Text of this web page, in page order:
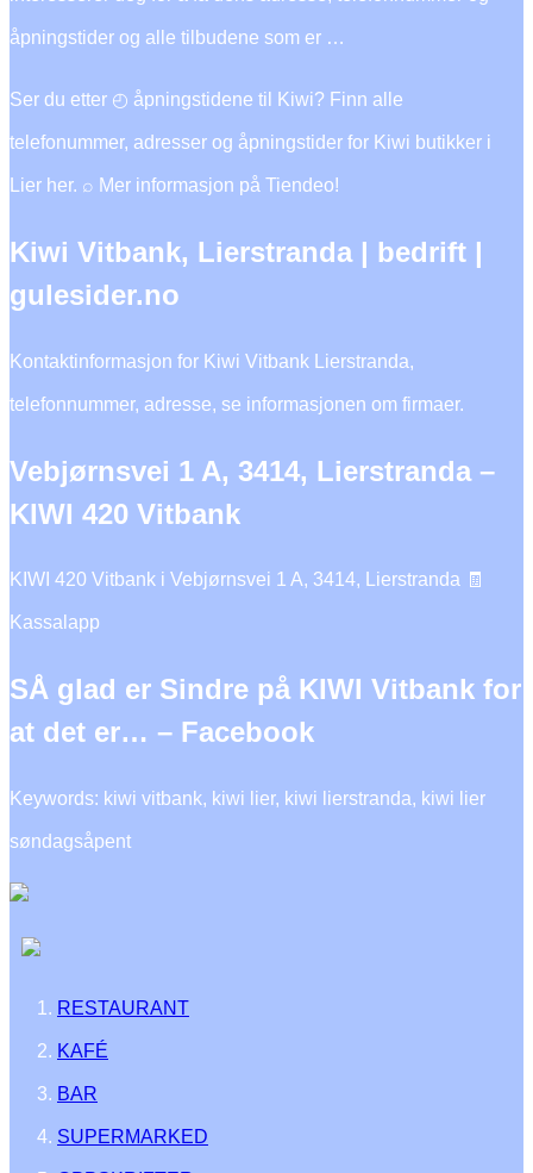
åpningstider og alle tilbudene som er …
Ser du etter ◴ åpningstidene til Kiwi? Finn alle
telefonummer, adresser og åpningstider for Kiwi butikker i
Lier her. ⌕ Mer informasjon på Tiendeo!
Kiwi Vitbank, Lierstranda | bedrift |
gulesider.no
Kontaktinformasjon for Kiwi Vitbank Lierstranda,
telefonnummer, adresse, se informasjonen om firmaer.
Vebjørnsvei 1 A, 3414, Lierstranda –
KIWI 420 Vitbank
KIWI 420 Vitbank i Vebjørnsvei 1 A, 3414, Lierstranda 🧾
Kassalapp
SÅ glad er Sindre på KIWI Vitbank for
at det er… – Facebook
Keywords: kiwi vitbank, kiwi lier, kiwi lierstranda, kiwi lier
søndagsåpent
RESTAURANT
KAFÉ
BAR
SUPERMARKED